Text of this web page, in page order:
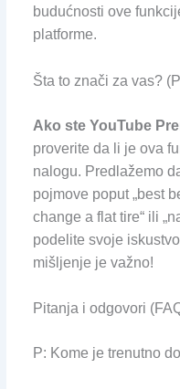
budućnosti ove
platforme.
Šta to znači za vas?
Ako ste YouTube
proverite da li je ova
nalogu. Predlažemo
pojmove poput „best
change a flat tire“ ili
podelite svoje
mišljenje je važno!
Pitanja i odgovori
P: Kome je trenutno